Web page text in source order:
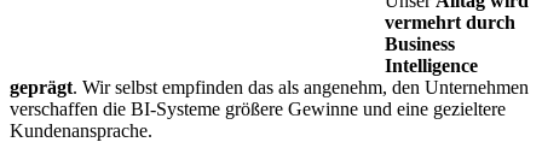
vermehrt durch
Business
Intelligence
geprägt. Wir selbst empfinden das als angenehm, den Unternehmen
verschaffen die BI-Systeme größere Gewinne und eine gezieltere
Kundenansprache.